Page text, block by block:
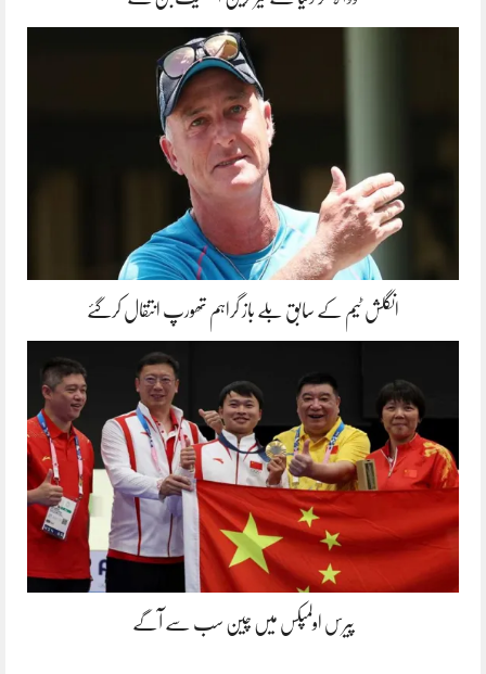
انگلش ٹیم کے سابق بلے باز گراہم تھورپ انتقال کرگئے
پیرس اولمپکس میں چین سب سے آگے